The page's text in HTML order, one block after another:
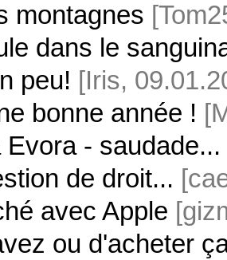
montagnes
dans le
peu! [Iris,
bonne année !
Evora - saudade...
de droit...
avec Apple
ou d'acheter